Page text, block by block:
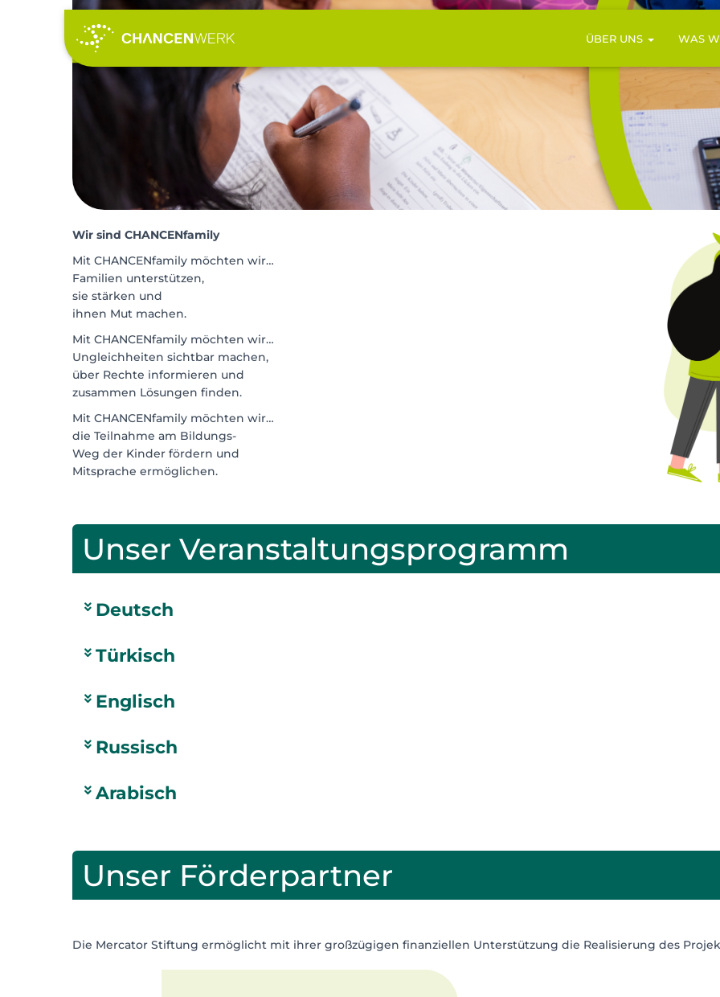
ÜBER UNS WAS
Wir sind CHANCENfamily
Mit CHANCENfamily möchten wir…
Familien unterstützen,
sie stärken und
ihnen Mut machen.
Mit CHANCENfamily möchten wir…
Ungleichheiten sichtbar machen,
über Rechte informieren und
zusammen Lösungen finden.
Mit CHANCENfamily möchten wir…
die Teilnahme am Bildungs-
Weg der Kinder fördern und
Mitsprache ermöglichen.
Unser Veranstaltungsprogramm
Deutsch
Türkisch
Englisch
Russisch
Arabisch
Unser Förderpartner
Die Mercator Stiftung ermöglicht mit ihrer großzügigen finanziellen Unterstützung die Realisierung des